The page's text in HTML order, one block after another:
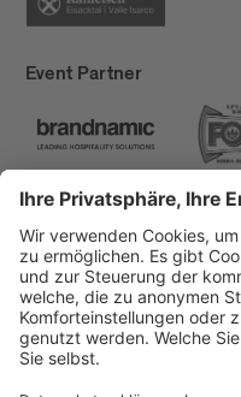
Event Partner
Brixen Tourismus
Privacy
Impressum